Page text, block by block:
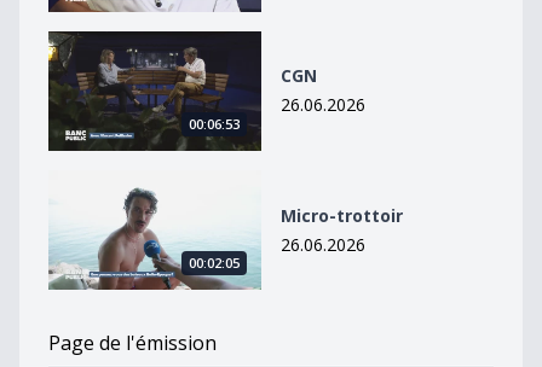
CGN
00:06:53
CGN
26.06.2026
Micro-trottoir
00:02:05
Micro-trottoir
26.06.2026
Page de l'émission